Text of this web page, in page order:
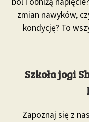
zmian nawyków,
kondycję? To
Szkoła jogi
Zapoznaj się z